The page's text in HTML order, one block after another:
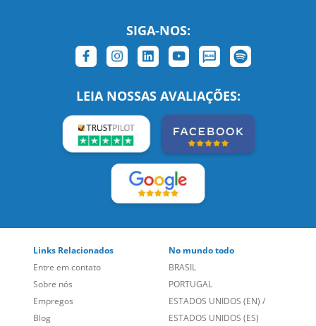
SIGA-NOS:
LEIA NOSSAS AVALIAÇÕES:
Links Relacionados
Entre em contato
Sobre nós
No mundo todo
BRASIL
PORTUGAL